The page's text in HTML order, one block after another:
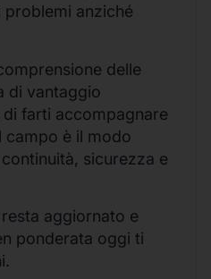
anziché
delle
di vantaggio
farti accompagnare
campo è il modo
sicurezza e
aggiornato e
ponderata oggi ti